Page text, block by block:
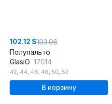
102.12 $103.06
Полупальто
GlasiO 17014
42, 44, 46, 48, 50, 52
В корзину